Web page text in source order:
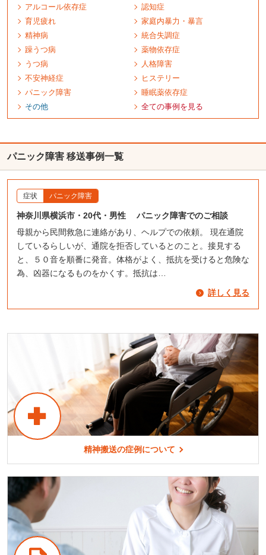
アルコール依存症
認知症
育児疲れ
家庭内暴力 ・暴言
精神病
統合失調症
躁うつ病
薬物依存症
うつ病
人格障害
不安神経症
ヒステリー
パニック障害
睡眠薬依存症
その他
全ての事例を 見る
パニック障害 移送事例一覧
症状 パニック障害
神奈川県横浜市・20代・男性 パニック障害でのご相談
母親から民間救急に連絡があり、ヘルプでの依頼。 現在通院
しているらしいが、通院を拒否しているとのこと。接見する
と、５０音を順番に発音。体格がよく、抵抗を受けると危険な
為、凶器になるものをかくす。抵抗は…
詳しく見る
精神搬送の症例について